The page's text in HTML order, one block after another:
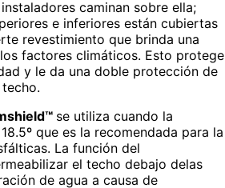
caminan sobre ella;
e inferiores están cubiertas
revestimiento que brinda una
factores climáticos. Esto protege
y le da una doble protección de
se utiliza cuando la
que es la recomendada para la
La función del
el techo debajo delas
de agua a causa de